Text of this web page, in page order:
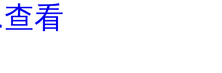
查看